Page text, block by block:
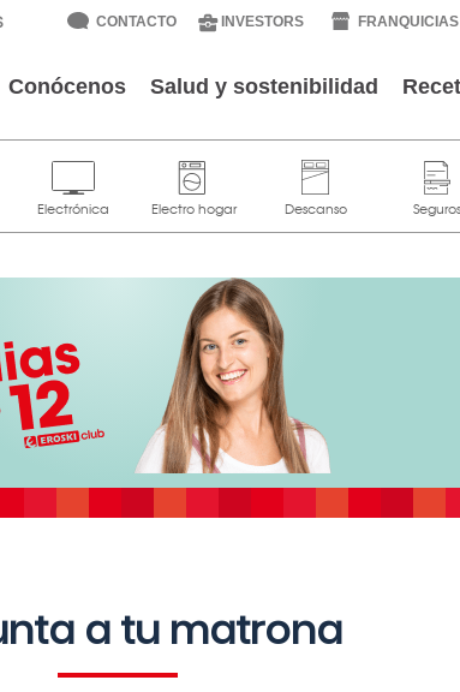
CONTACTO INVESTORS FRANQUICIAS
Conócenos Salud y sostenibilidad
a tu matrona